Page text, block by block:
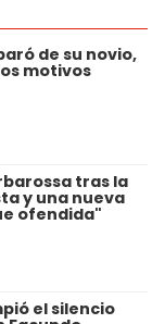
de su novio,
motivos
tras la
y una nueva
ofendida"
el silencio